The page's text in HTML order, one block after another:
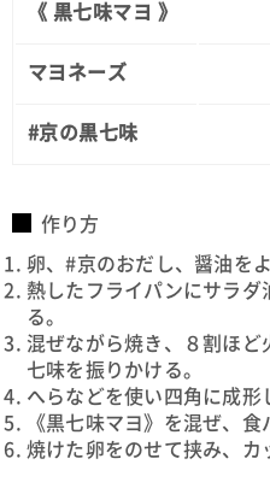
《 黒七味マヨ 》
マヨネーズ
#京の黒七味
作り方
卵、#京のおだし、醤油を
熱したフライパンにサラ
る。
混ぜながら焼き、８割ほど
七味を振りかける。
へらなどを使い四角に成形
《黒七味マヨ》を混ぜ、食
焼けた卵をのせて挟み、カ